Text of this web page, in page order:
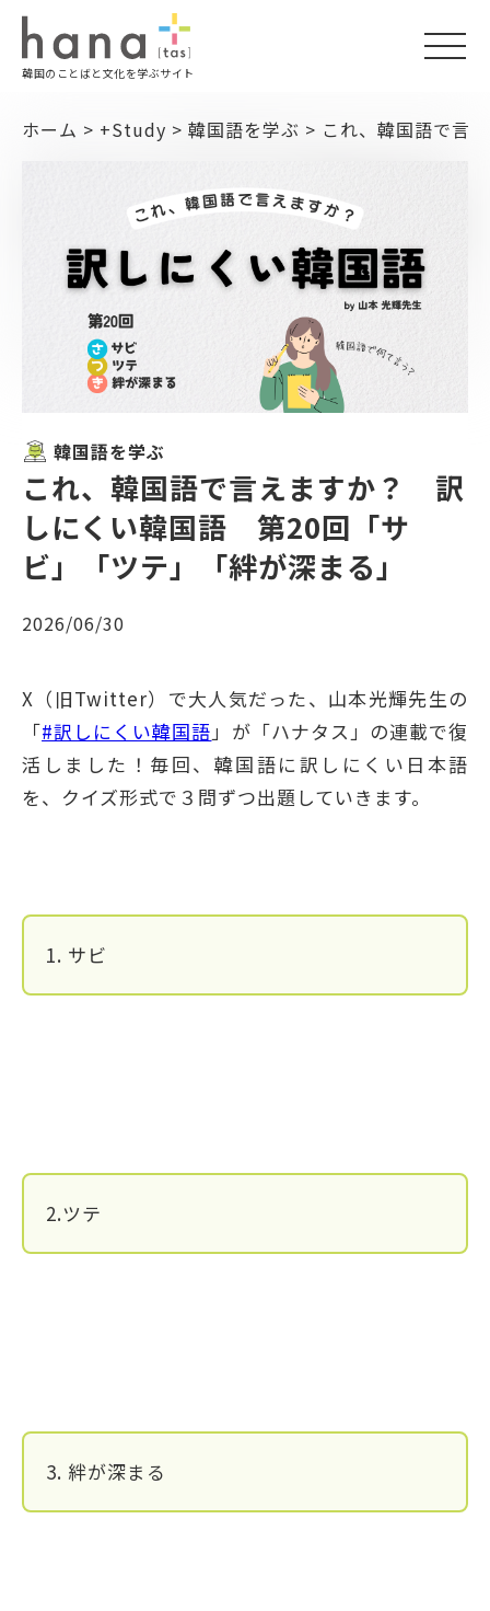
韓国のことばと文化を学ぶサイト
ホーム > +Study > 韓国語を学ぶ > これ、韓国語で言
韓国語を学ぶ
これ、韓国語で言えますか？ 訳
しにくい韓国語 第20回「サ
ビ」「ツテ」「絆が深まる」
2026/06/30
X（旧Twitter）で大人気だった、山本光輝先生の
「#訳しにくい韓国語 」が「ハナタス」の連載で復
活しました！毎回、韓国語に訳しにくい日本語
を、クイズ形式で３問ずつ出題していきます。
1. サビ
2.ツテ
3. 絆が深まる